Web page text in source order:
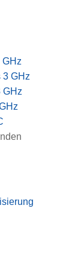
GHz
3 GHz
GHz